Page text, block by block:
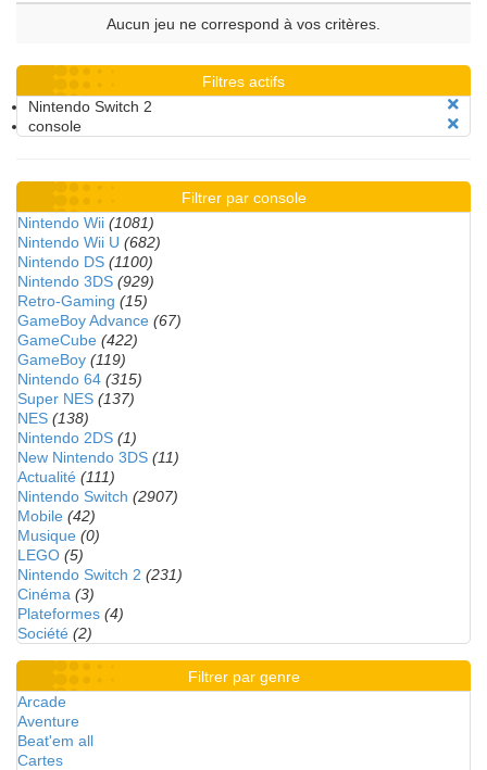
Aucun jeu ne correspond à vos critères.
Filtres actifs
Nintendo Switch 2
console
Filtrer par console
Nintendo Wii (1081)
Nintendo Wii U (682)
Nintendo DS (1100)
Nintendo 3DS (929)
Retro-Gaming (15)
GameBoy Advance (67)
GameCube (422)
GameBoy (119)
Nintendo 64 (315)
Super NES (137)
NES (138)
Nintendo 2DS (1)
New Nintendo 3DS (11)
Actualité (111)
Nintendo Switch (2907)
Mobile (42)
Musique (0)
LEGO (5)
Nintendo Switch 2 (231)
Cinéma (3)
Plateformes (4)
Société (2)
Filtrer par genre
Arcade
Aventure
Beat'em all
Cartes